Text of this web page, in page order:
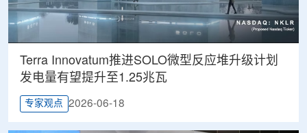
Terra Innovatum推进SOLO微型反应堆升级计划
发电量有望提升至1.25兆瓦
专家观点 2026-06-18